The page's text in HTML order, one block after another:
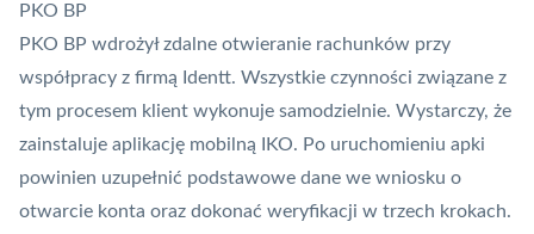
PKO BP
PKO BP wdrożył zdalne otwieranie rachunków przy
współpracy z firmą Identt. Wszystkie czynności związane z
tym procesem klient wykonuje samodzielnie. Wystarczy, że
zainstaluje aplikację mobilną
IKO. Po uruchomieniu apki
powinien uzupełnić podstawowe dane we wniosku o
otwarcie konta oraz dokonać weryfikacji w trzech krokach.